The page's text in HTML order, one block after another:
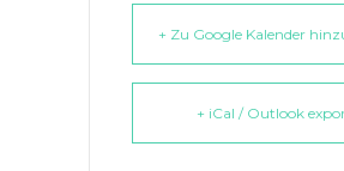
+ Zu Google Kalender
+ iCal / Outlook